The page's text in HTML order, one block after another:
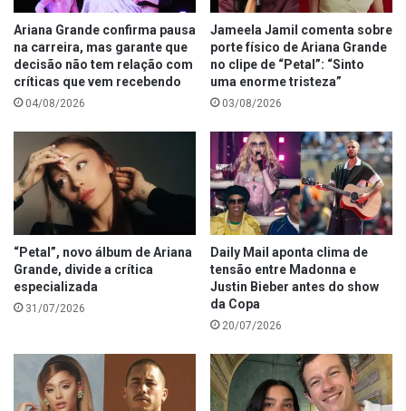
Ariana Grande confirma pausa
na carreira, mas garante que
decisão não tem relação com
críticas que vem recebendo
04/08/2026
Jameela Jamil comenta sobre
porte físico de Ariana Grande
no clipe de “Petal”: “Sinto
uma enorme tristeza”
03/08/2026
“Petal”, novo álbum de Ariana
Grande, divide a crítica
especializada
31/07/2026
Daily Mail aponta clima de
tensão entre Madonna e
Justin Bieber antes do show
da Copa
20/07/2026